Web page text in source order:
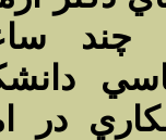
چند
در